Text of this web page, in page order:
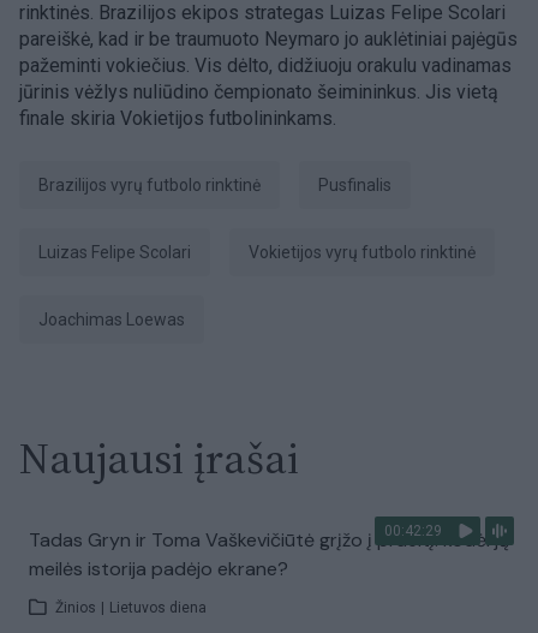
rinktinės. Brazilijos ekipos strategas Luizas Felipe Scolari
pareiškė, kad ir be traumuoto Neymaro jo auklėtiniai pajėgūs
pažeminti vokiečius. Vis dėlto, didžiuoju orakulu vadinamas
jūrinis vėžlys nuliūdino čempionato šeimininkus. Jis vietą
finale skiria Vokietijos futbolininkams.
Brazilijos vyrų futbolo rinktinė pusfinalis
Luizas Felipe Scolari Vokietijos vyrų futbolo rinktinė
Joachimas Loewas
Naujausi įrašai
00:42:29
Tadas Gryn ir Toma Vaškevičiūtė grįžo į praeitį: kodėl jų
meilės istorija padėjo ekrane?
Žinios Lietuvos diena